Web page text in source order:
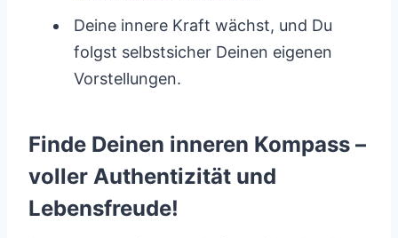
Deine innere Kraft wächst, und Du
folgst selbstsicher Deinen eigenen
Vorstellungen.
Finde Deinen inneren Kompass –
voller Authentizität und
Lebensfreude!